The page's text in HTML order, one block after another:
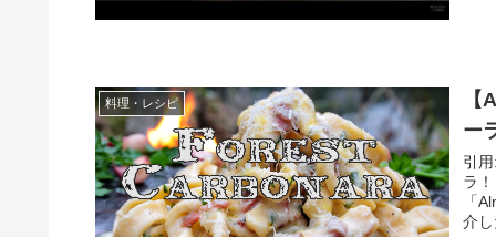
料理・レシピ
ー
引
ラ！ 森の中で焚火を使いワイルドに料理をするユ
「
介